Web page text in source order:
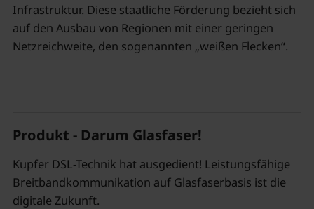
Infrastruktur. Diese staatliche Förderung bezieht sich
auf den Ausbau von Regionen mit einer geringen
Netzreichweite, den sogenannten „weißen Flecken“.
Produkt - Darum Glasfaser!
Kupfer DSL-Technik hat ausgedient! Leistungsfähige
Breitbandkommunikation auf Glasfaserbasis ist die
digitale Zukunft.